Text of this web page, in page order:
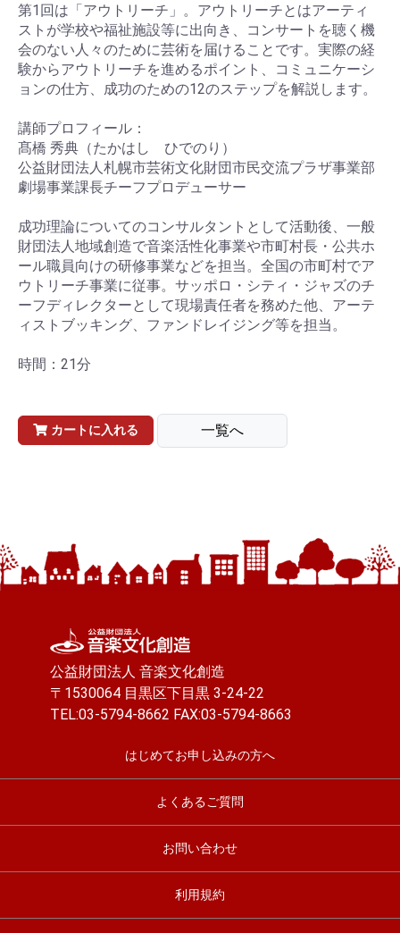
第1回は「アウトリーチ」。アウトリーチとはアーティ
ストが学校や福祉施設等に出向き、コンサートを聴く機
会のない人々のために芸術を届けることです。実際の経
験からアウトリーチを進めるポイント、コミュニケーシ
ョンの仕方、成功のための12のステップを解説します。
講師プロフィール：
髙橋 秀典（たかはし ひでのり）
公益財団法人札幌市芸術文化財団市民交流プラザ事業部
劇場事業課長チーフプロデューサー
成功理論についてのコンサルタントとして活動後、一般
財団法人地域創造で音楽活性化事業や市町村長・公共ホ
ール職員向けの研修事業などを担当。全国の市町村でア
ウトリーチ事業に従事。サッポロ・シティ・ジャズのチ
ーフディレクターとして現場責任者を務めた他、アーテ
ィストブッキング、ファンドレイジング等を担当。
時間：21分
カートに入れる 一覧へ
公益財団法人 音楽文化創造
〒1530064 目黒区下目黒 3-24-22
TEL:03-5794-8662 FAX:03-5794-8663
はじめてお申し込みの方へ
よくあるご質問
お問い合わせ
利用規約